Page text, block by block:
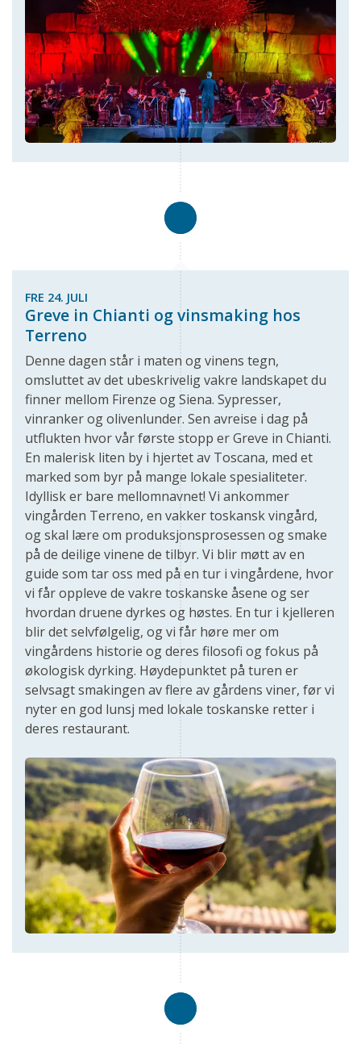
FRE 24. JULI
Greve in Chianti og vinsmaking hos
Terreno
Denne dagen står i maten og vinens tegn,
omsluttet av det ubeskrivelig vakre landskapet du
finner mellom Firenze og Siena. Sypresser,
vinranker og olivenlunder. Sen avreise i dag på
utflukten hvor vår første stopp er Greve in Chianti.
En malerisk liten by i hjertet av Toscana, med et
marked som byr på mange lokale spesialiteter.
Idyllisk er bare mellomnavnet! Vi ankommer
vingården Terreno, en vakker toskansk vingård,
og skal lære om produksjonsprosessen og smake
på de deilige vinene de tilbyr. Vi blir møtt av en
guide som tar oss med på en tur i vingårdene, hvor
vi får oppleve de vakre toskanske åsene og ser
hvordan druene dyrkes og høstes. En tur i kjelleren
blir det selvfølgelig, og vi får høre mer om
vingårdens historie og deres filosofi og fokus på
økologisk dyrking. Høydepunktet på turen er
selvsagt smakingen av flere av gårdens viner, før vi
nyter en god lunsj med lokale toskanske retter i
deres restaurant.